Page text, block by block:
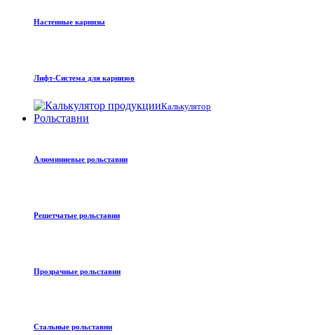
Настенные карнизы
Лифт-Система для карнизов
Калькулятор
Рольставни
Алюминиевые рольставни
Решетчатые рольставни
Прозрачные рольставни
Стальные рольставни